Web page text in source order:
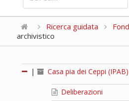
Ricerca guidata
archivistico
| Casa pia dei Ceppi (IPAB)
Deliberazioni